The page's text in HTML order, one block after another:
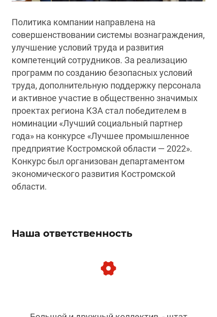
Политика компании направлена на
совершенствовании системы вознаграждения,
улучшение условий труда и развития
компетенций сотрудников. За реализацию
программ по созданию безопасных условий
труда, дополнительную поддержку персонала
и активное участие в общественно значимых
проектах региона КЗА стал победителем в
номинации «Лучший социальный партнер
года» на конкурсе «Лучшее промышленное
предприятие Костромской области — 2022».
Конкурс был организован департаментом
экономического развития Костромской
области.
Наша ответственность